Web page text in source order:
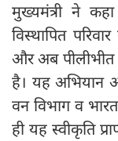
मुख्यमंत्री ने
विस्थापित
और अब पीलीभीत
है। यह अभियान
वन विभाग व
ही यह स्वीकृति